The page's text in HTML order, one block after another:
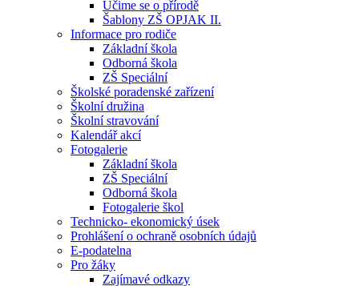
Učime se o přírodě
Šablony ZŠ OPJAK II.
Informace pro rodiče
Základní škola
Odborná škola
ZŠ Speciální
Školské poradenské zařízení
Školní družina
Školní stravování
Kalendář akcí
Fotogalerie
Základní škola
ZŠ Speciální
Odborná škola
Fotogalerie škol
Technicko- ekonomický úsek
Prohlášení o ochraně osobních údajů
E-podatelna
Pro žáky
Zajímavé odkazy